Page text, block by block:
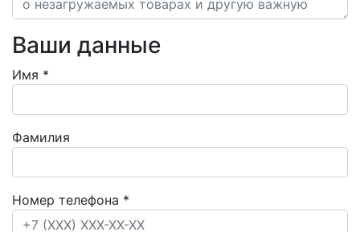
Ваши данные
Имя *
Фамилия
Номер телефона *